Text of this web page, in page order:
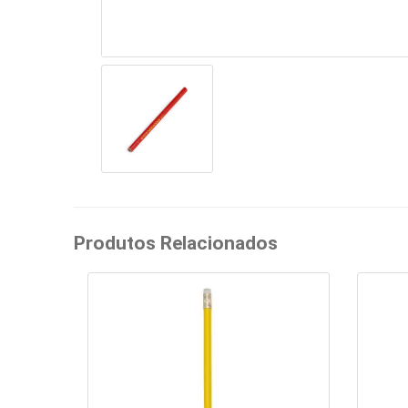
Produtos Relacionados